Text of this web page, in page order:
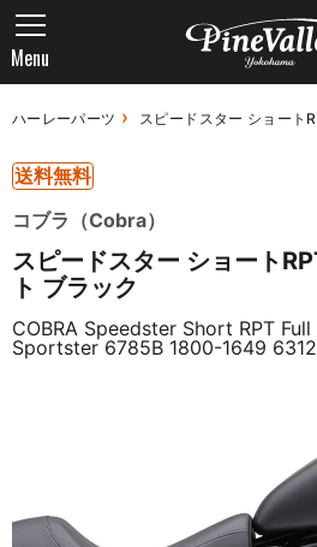
Menu
ハーレーパーツ スピードスター ショート
送料無料
コブラ（Cobra）
スピードスター ショート
ト ブラック
COBRA Speedster Short RPT
Sportster 6785B 1800-1649